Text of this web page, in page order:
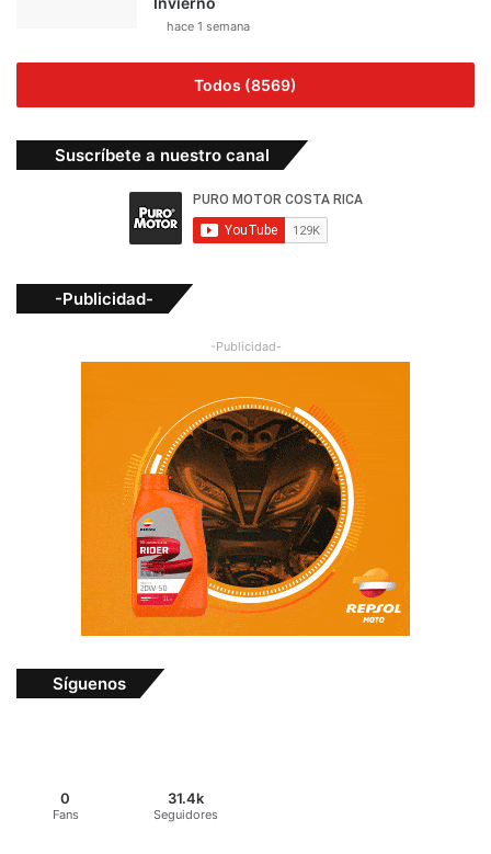
hace 1 semana
Todos (8569)
Suscríbete a nuestro canal
-Publicidad-
-Publicidad-
Síguenos
0
Fans
31.4k
Seguidores